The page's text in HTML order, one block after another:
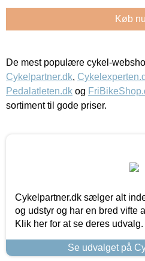
Køb
De mest populære cykel-
Cykelpartner.dk,
Pedalatleten.dk og
sortiment til gode priser.
Cykelpartner.dk sælger alt
og udstyr og har en bred vifte
Klik her for at se deres udvalg.
Se udvalget på